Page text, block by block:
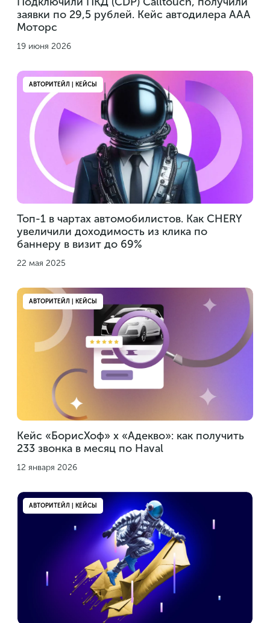
заявки по 29,5 рублей. Кейс автодилера ААА
Моторс
19 июня 2026
АВТОРИТЕЙЛ | КЕЙСЫ
Топ-1 в чартах автомобилистов. Как CHERY
увеличили доходимость из клика по
баннеру в визит до 69%
22 мая 2025
АВТОРИТЕЙЛ | КЕЙСЫ
Кейс «БорисХоф» х «Адекво»: как получить
233 звонка в месяц по Haval
12 января 2026
АВТОРИТЕЙЛ | КЕЙСЫ